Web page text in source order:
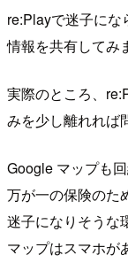
re:Playで迷子に
情報を共有してみ
実際のところ、
みを少し離れれば
Google マップも
万が一の保険のた
迷子になりそうな
マップはスマホが